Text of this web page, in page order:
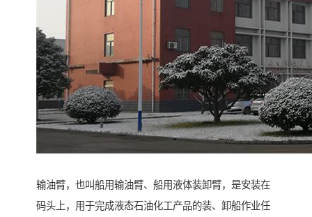
输油臂，也叫船用输油臂、船用液体装卸臂，是安装在
码头上，用于完成液态石油化工产品的装、卸船作业任